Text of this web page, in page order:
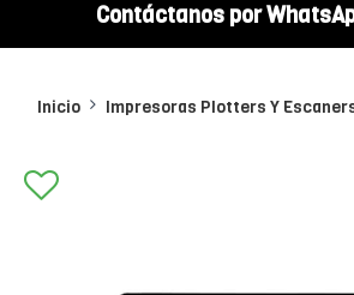
Contáctanos por
Inicio Impresoras Plotters Y